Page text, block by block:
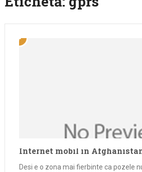
Internet mobil in
Desi e o zona mai fierbinte ca pozele